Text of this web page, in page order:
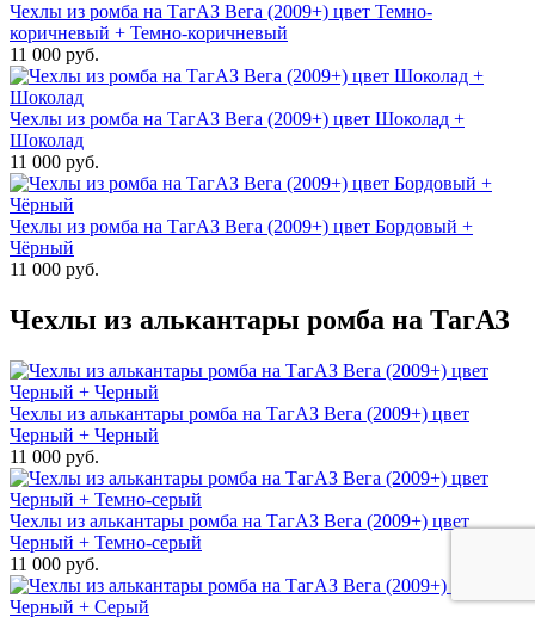
Чехлы из ромба на ТагАЗ Вега (2009+) цвет Темно-
коричневый + Темно-коричневый
11 000 руб.
Чехлы из ромба на ТагАЗ Вега (2009+) цвет Шоколад +
Шоколад
11 000 руб.
Чехлы из ромба на ТагАЗ Вега (2009+) цвет Бордовый +
Чёрный
11 000 руб.
Чехлы из алькантары ромба на ТагАЗ
Чехлы из алькантары ромба на ТагАЗ Вега (2009+) цвет
Черный + Черный
11 000 руб.
Чехлы из алькантары ромба на ТагАЗ Вега (2009+) цвет
Черный + Темно-серый
11 000 руб.